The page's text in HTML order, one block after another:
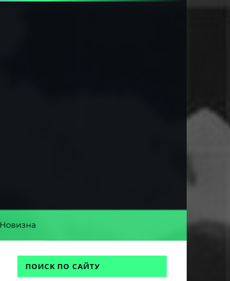
Новизна
ПОИСК ПО САЙТУ